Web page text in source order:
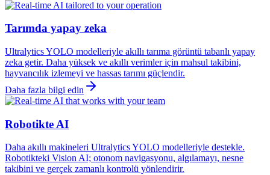
Tarımda yapay zeka
Ultralytics YOLO modelleriyle akıllı tarıma görüntü tabanlı yapay
zeka getir. Daha yüksek ve akıllı verimler için mahsul takibini,
hayvancılık izlemeyi ve hassas tarımı güçlendir.
Daha fazla bilgi edin
Robotikte AI
Daha akıllı makineleri Ultralytics YOLO modelleriyle destekle.
Robotikteki Vision AI; otonom navigasyonu, algılamayı, nesne
takibini ve gerçek zamanlı kontrolü yönlendirir.